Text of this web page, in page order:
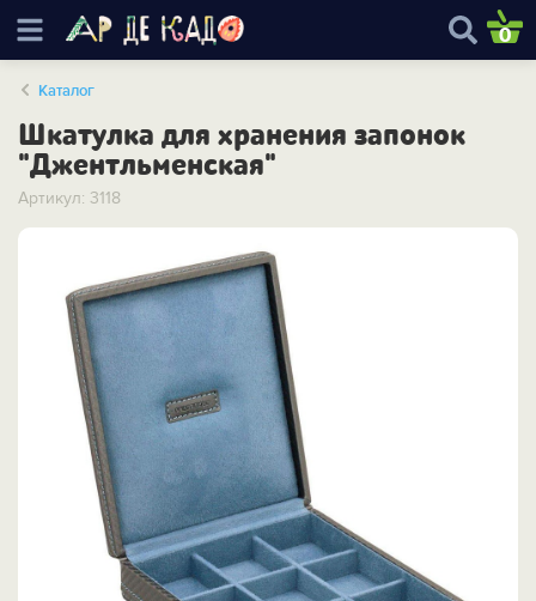
0
Каталог
Шкатулка для хранения запонок
"Джентльменская"
Артикул: 3118